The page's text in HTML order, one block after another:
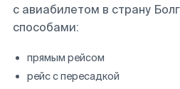
с авиабилетом в страну
способами:
прямым рейсом
рейс с пересадкой